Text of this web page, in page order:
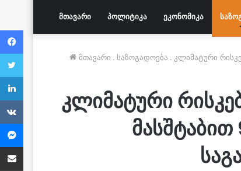
ᲛᲗᲐᲕᲐᲠᲘ ᲞᲝᲚᲘᲢᲘᲙᲐ ᲔᲙᲝᲜᲝᲛᲘᲙᲐ
მთავარი . საზოგადოება . კლიმატური
კლიმატური
Facebook
Twitter
LinkedIn
VKontakte
Messenger
Share via Email